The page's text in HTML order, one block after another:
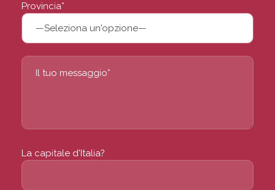
Provincia*
La capitale d'Italia?